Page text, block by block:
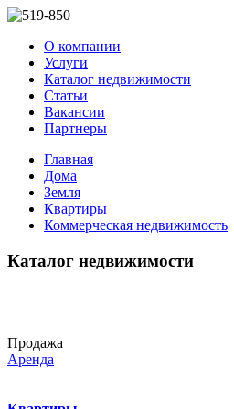
О компании
Услуги
Каталог недвижимости
Статьи
Вакансии
Партнеры
Главная
Дома
Земля
Квартиры
Коммерческая недвижимость
Каталог недвижимости
Продажа
Аренда